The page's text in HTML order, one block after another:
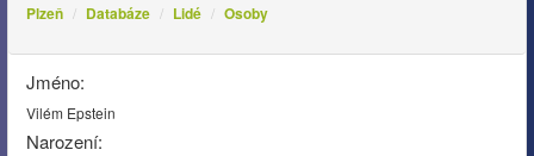
Plzeň Databáze Lidé Osoby
Jméno:
Vilém Epstein
Narození: